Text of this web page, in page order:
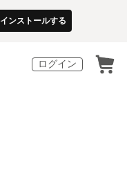
インストールする
ログイン